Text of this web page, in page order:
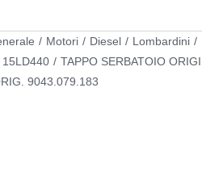
/ Motori / Diesel / Lombardini /
/ TAPPO SERBATOIO
9043.079.183